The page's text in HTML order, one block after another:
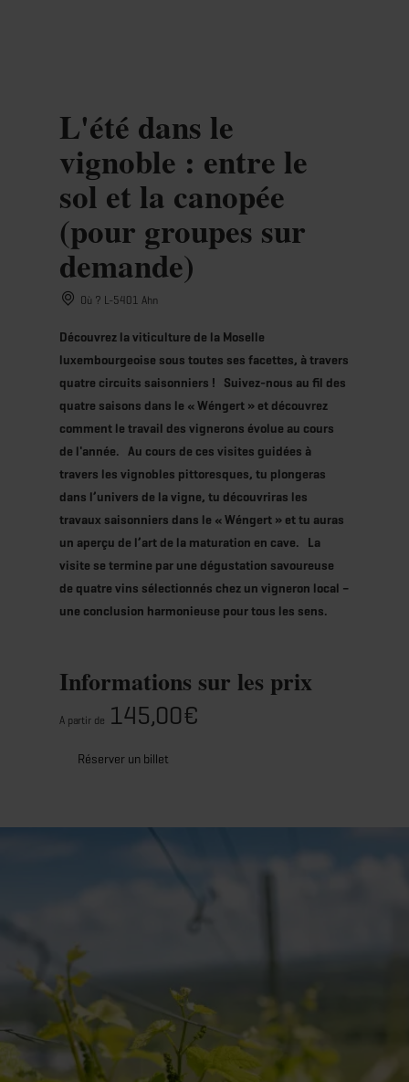
L'été dans le
vignoble : entre le
sol et la canopée
(pour groupes sur
demande)
Où ? L-5401 Ahn
Découvrez la viticulture de la Moselle
luxembourgeoise sous toutes ses facettes, à travers
quatre circuits saisonniers ! Suivez-nous au fil des
quatre saisons dans le « Wéngert » et découvrez
comment le travail des vignerons évolue au cours
de l'année. Au cours de ces visites guidées à
travers les vignobles pittoresques, tu plongeras
dans l’univers de la vigne, tu découvriras les
travaux saisonniers dans le « Wéngert » et tu auras
un aperçu de l’art de la maturation en cave. La
visite se termine par une dégustation savoureuse
de quatre vins sélectionnés chez un vigneron local –
une conclusion harmonieuse pour tous les sens.
Informations sur les prix
A partir de 145,00€
Réserver un billet